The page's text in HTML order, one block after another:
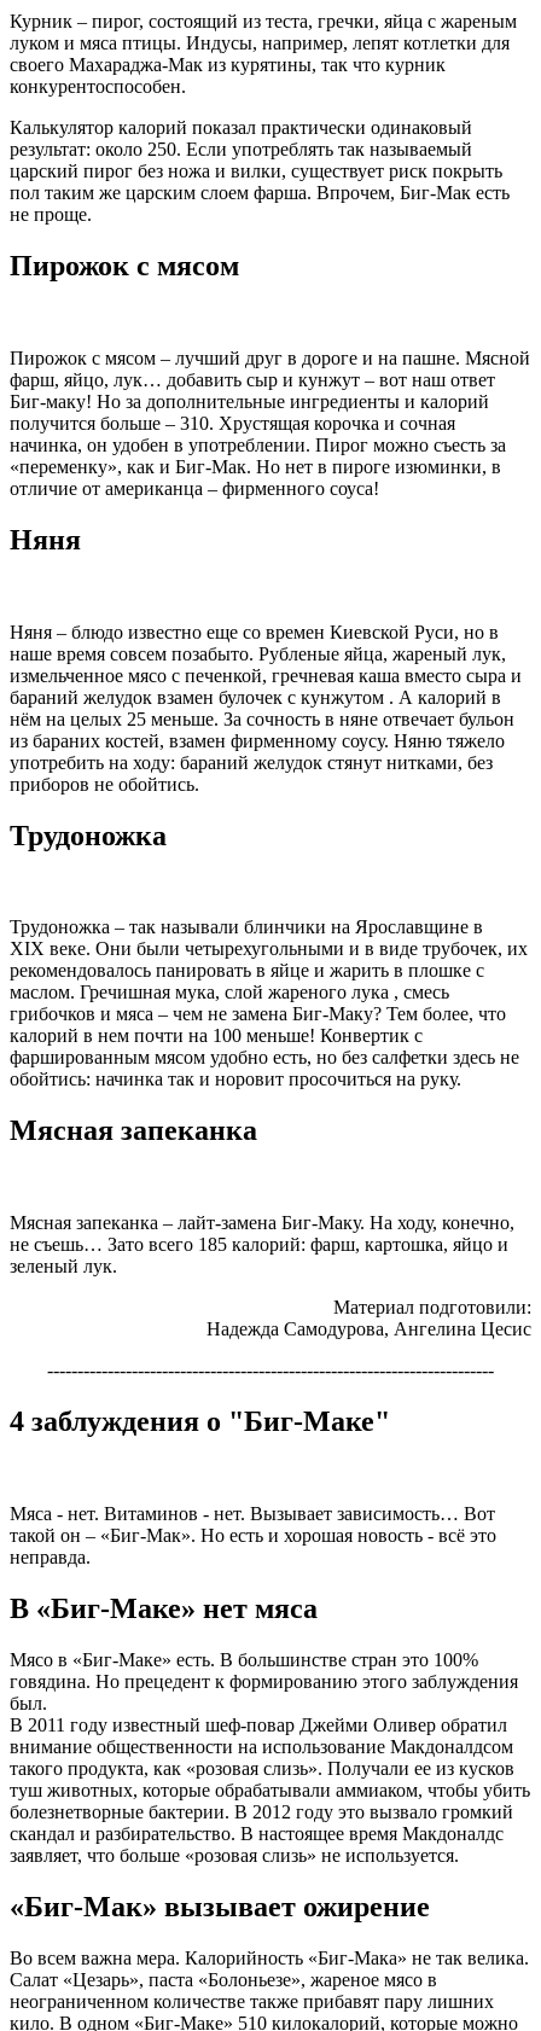
Курник – пирог, состоящий из теста, гречки, яйца с жареным
луком и мяса птицы. Индусы, например, лепят котлетки для
своего Махараджа-Мак из курятины, так что курник
конкурентоспособен.
Калькулятор калорий показал практически одинаковый
результат: около 250. Если употреблять так называемый
царский пирог без ножа и вилки, существует риск покрыть
пол таким же царским слоем фарша. Впрочем, Биг-Мак есть
не проще.
Пирожок с мясом
Пирожок с мясом – лучший друг в дороге и на пашне. Мясной
фарш, яйцо, лук… добавить сыр и кунжут – вот наш ответ
Биг-маку! Но за дополнительные ингредиенты и калорий
получится больше – 310. Хрустящая корочка и сочная
начинка, он удобен в употреблении. Пирог можно съесть за
«переменку», как и Биг-Мак. Но нет в пироге изюминки, в
отличие от американца – фирменного соуса!
Няня
Няня – блюдо известно еще со времен Киевской Руси, но в
наше время совсем позабыто. Рубленые яйца, жареный лук,
измельченное мясо с печенкой, гречневая каша вместо сыра и
бараний желудок взамен булочек с кунжутом . А калорий в
нём на целых 25 меньше. За сочность в няне отвечает бульон
из бараних костей, взамен фирменному соусу. Няню тяжело
употребить на ходу: бараний желудок стянут нитками, без
приборов не обойтись.
Трудоножка
Трудоножка – так называли блинчики на Ярославщине в
XIX веке. Они были четырехугольными и в виде трубочек, их
рекомендовалось панировать в яйце и жарить в плошке с
маслом. Гречишная мука, слой жареного лука , смесь
грибочков и мяса – чем не замена Биг-Маку? Тем более, что
калорий в нем почти на 100 меньше! Конвертик с
фаршированным мясом удобно есть, но без салфетки здесь не
обойтись: начинка так и норовит просочиться на руку.
Мясная запеканка
Мясная запеканка – лайт-замена Биг-Маку. На ходу, конечно,
не съешь… Зато всего 185 калорий: фарш, картошка, яйцо и
зеленый лук.
Материал подготовили:
Надежда Самодурова, Ангелина Цесис
--------------------------------------------------------------------------
4 заблуждения о "Биг-Маке"
Мяса - нет. Витаминов - нет. Вызывает зависимость… Вот
такой он – «Биг-Мак». Но есть и хорошая новость - всё это
неправда.
В «Биг-Маке» нет мяса
Мясо в «Биг-Маке» есть. В большинстве стран это 100%
говядина. Но прецедент к формированию этого заблуждения
был.
В 2011 году известный шеф-повар Джейми Оливер обратил
внимание общественности на использование Макдоналдсом
такого продукта, как «розовая слизь». Получали ее из кусков
туш животных, которые обрабатывали аммиаком, чтобы убить
болезнетворные бактерии. В 2012 году это вызвало громкий
скандал и разбирательство. В настоящее время Макдоналдс
заявляет, что больше «розовая слизь» не используется.
«Биг-Мак» вызывает ожирение
Во всем важна мера. Калорийность «Биг-Мака» не так велика.
Салат «Цезарь», паста «Болоньезе», жареное мясо в
неограниченном количестве также прибавят пару лишних
кило. В одном «Биг-Маке» 510 килокалорий, которые можно